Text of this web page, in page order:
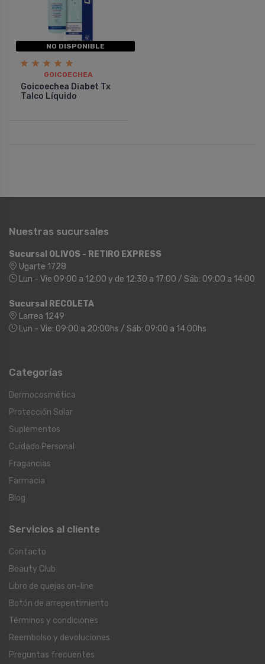
NO DISPONIBLE
GOICOECHEA
Goicoechea Diabet Tx
Talco Lí­quido
Nuestras sucursales
Sucursal OLIVOS - RETIRO EXPRESS
Ugarte 1728
Lun - Vie 09:00 a 12:00 y de 12:30 a 17:00 / Sáb: 09:00 a 14:00
Sucursal RECOLETA
Larrea 1249
Lun - Vie: 09:00 a 20:00hs / Sáb: 09:00 a 14:00hs
Categorías
Dermocosmética
Protección Solar
Suplementos
Cuidado Personal
Fragancias
Farmacia
Blog
Servicios al cliente
Contacto
Beauty Club
Libro de quejas on-line
Botón de arrepentimiento
Términos y condiciones
Reembolso y devoluciones
Preguntas frecuentes